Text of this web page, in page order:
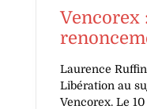
Vencorex
Laurence
Libération au
Vencorex. Le